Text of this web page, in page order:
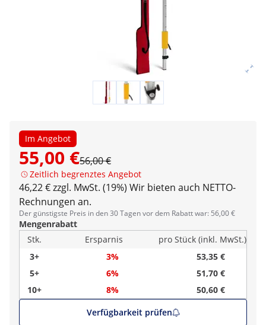
Im Angebot
55,00 €56,00 €
Zeitlich begrenztes Angebot
46,22 € zzgl. MwSt. (19%) Wir bieten auch NETTO-
Rechnungen an.
Der günstigste Preis in den 30 Tagen vor dem Rabatt war: 56,00 €
Mengenrabatt
Stk.
Ersparnis
pro Stück (inkl. MwSt.)
3+
3%
53,35 €
5+
6%
51,70 €
10+
8%
50,60 €
Verfügbarkeit prüfen